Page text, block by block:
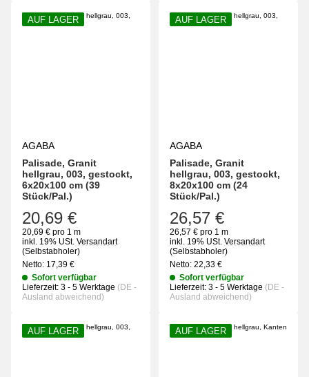
AUF LAGER
AGABA
Palisade, Granit
hellgrau, 003, gestockt,
6x20x100 cm (39
Stück/Pal.)
20,69 €
20,69 € pro 1 m
inkl. 19% USt. Versandart
(Selbstabholer)
Netto: 17,39 €
Sofort verfügbar
Lieferzeit: 3 - 5 Werktage (DE -
Ausland abweichend)
AUF LAGER
AGABA
Palisade, Granit
hellgrau, 003, gestockt,
8x20x100 cm (24
Stück/Pal.)
26,57 €
26,57 € pro 1 m
inkl. 19% USt. Versandart
(Selbstabholer)
Netto: 22,33 €
Sofort verfügbar
Lieferzeit: 3 - 5 Werktage (DE -
Ausland abweichend)
AUF LAGER AUF LAGER